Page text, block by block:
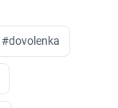
#dovolenka